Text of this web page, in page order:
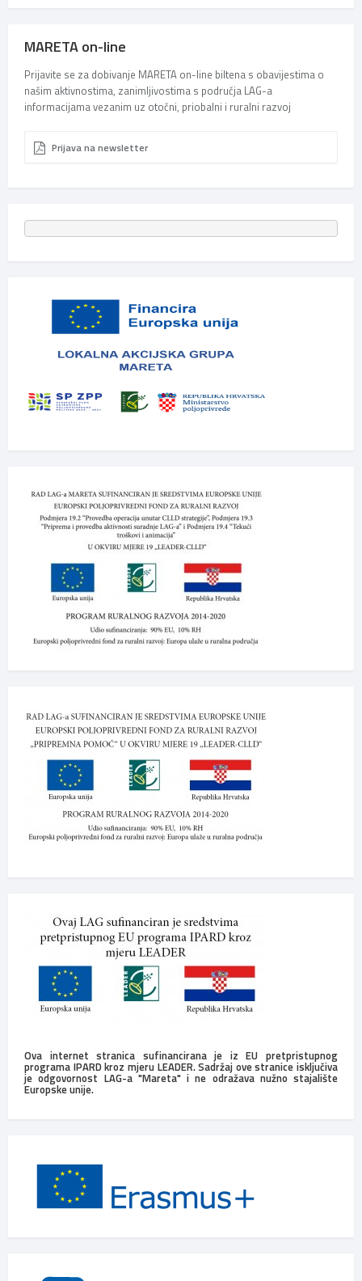
MARETA on-line
Prijavite se za dobivanje MARETA on-line biltena s obavijestima o
našim aktivnostima, zanimljivostima s područja LAG-a
informacijama vezanim uz otočni, priobalni i ruralni razvoj
Prijava na newsletter
Ova internet stranica sufinancirana je iz EU pretpristupnog
programa IPARD kroz mjeru LEADER. Sadržaj ove stranice isključiva
je odgovornost LAG-a "Mareta" i ne odražava nužno stajalište
Europske unije.